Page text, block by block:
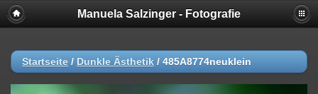
Manuela Salzinger - Fotografie
Startseite / Dunkle Ästhetik / 485A8774neuklein